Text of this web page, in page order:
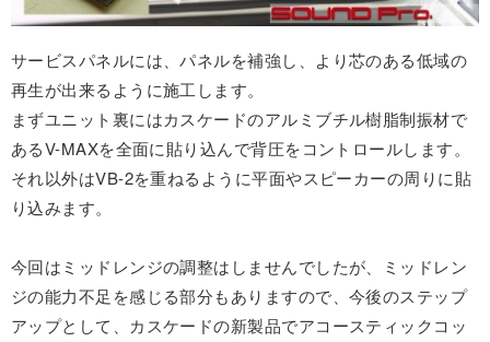
サービスパネルには、パネルを補強し、より芯のある低域の
再生が出来るように施工します。
まずユニット裏にはカスケードのアルミブチル樹脂制振材で
あるV-MAXを全面に貼り込んで背圧をコントロールします。
それ以外はVB-2を重ねるように平面やスピーカーの周りに貼
り込みます。
今回はミッドレンジの調整はしませんでしたが、ミッドレン
ジの能力不足を感じる部分もありますので、今後のステップ
アップとして、カスケードの新製品でアコースティックコッ